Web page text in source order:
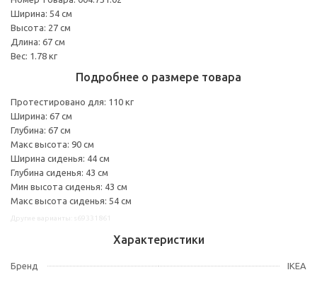
Ширина: 54 см
Высота: 27 см
Длина: 67 см
Вес: 1.78 кг
Подробнее о размере товара
Протестировано для: 110 кг
Ширина: 67 см
Глубина: 67 см
Макс высота: 90 см
Ширина сиденья: 44 см
Глубина сиденья: 43 см
Мин высота сиденья: 43 см
Макс высота сиденья: 54 см
Характеристики
Бренд IKEA